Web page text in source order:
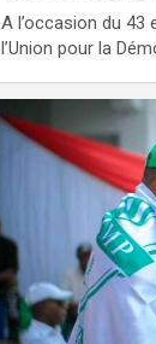
A l’occasion du 43
l’Union pour la